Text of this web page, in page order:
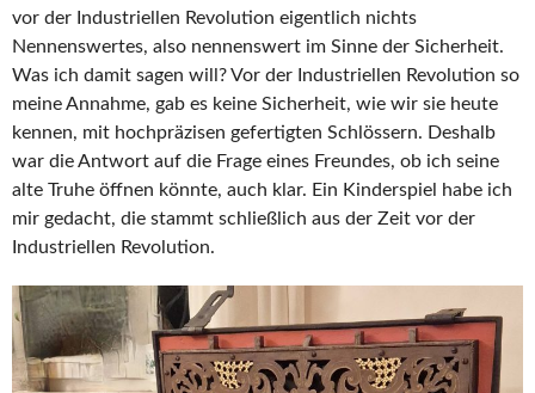
vor der Industriellen Revolution eigentlich nichts
Nennenswertes, also nennenswert im Sinne der Sicherheit.
Was ich damit sagen will? Vor der Industriellen Revolution so
meine Annahme, gab es keine Sicherheit, wie wir sie heute
kennen, mit hochpräzisen gefertigten Schlössern. Deshalb
war die Antwort auf die Frage eines Freundes, ob ich seine
alte Truhe öffnen könnte, auch klar. Ein Kinderspiel habe ich
mir gedacht, die stammt schließlich aus der Zeit vor der
Industriellen Revolution.